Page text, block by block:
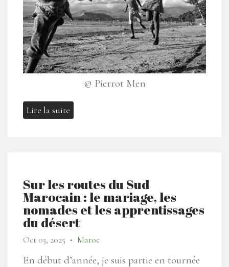
© Pierrot Men
Lire la suite
Sur les routes du Sud
Marocain : le mariage, les
nomades et les apprentissages
du désert
Oct 03, 2025 ● Maroc
En début d’année, je suis partie en tournée